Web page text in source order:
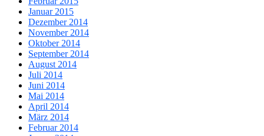
Januar 2015
Dezember 2014
November 2014
Oktober 2014
September 2014
August 2014
Juli 2014
Juni 2014
Mai 2014
April 2014
März 2014
Februar 2014